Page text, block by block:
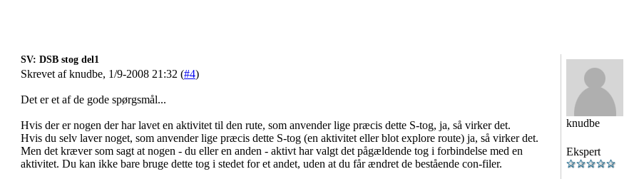
SV: DSB stog del1
Skrevet af knudbe, 1/9-2008 21:32 (#4)
Det er et af de gode spørgsmål...
Hvis der er nogen der har lavet en aktivitet til den rute, som anvender lige præcis dette S-tog, ja, så virker det.
Hvis du selv laver noget, som anvender lige præcis dette S-tog (en aktivitet eller blot explore route) ja, så virker det.
Men det kræver som sagt at nogen - du eller en anden - aktivt har valgt det pågældende tog i forbindelse med en
aktivitet. Du kan ikke bare bruge dette tog i stedet for et andet, uden at du får ændret de bestående con-filer.
knudbe
Ekspert